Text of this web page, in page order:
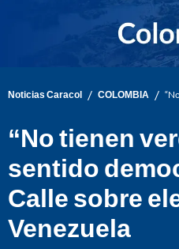
Noticias Caracol / COLOMBIA /
“No tienen
sentido
Calle sobre
Venezuela